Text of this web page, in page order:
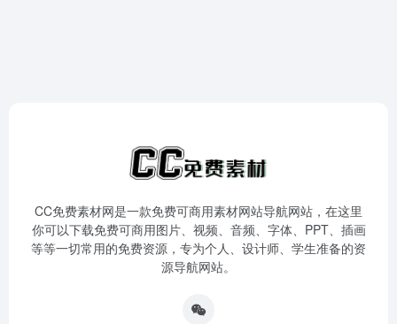
CC免费素材网是一款免费可商用素材网站导航网站，在这里
你可以下载免费可商用图片、视频、音频、字体、PPT、插画
等等一切常用的免费资源，专为个人、设计师、学生准备的资
源导航网站。